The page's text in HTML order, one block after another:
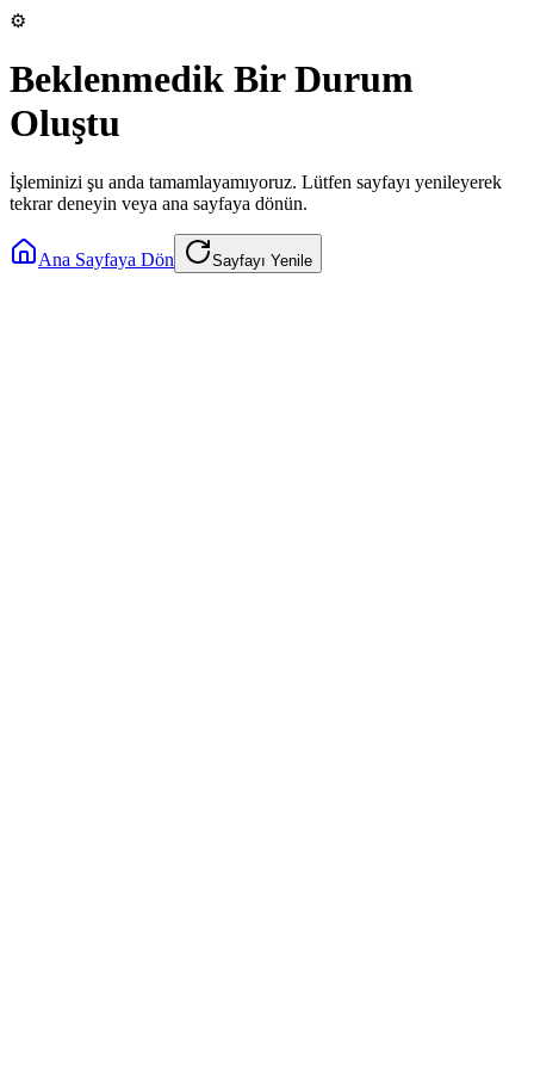
⚙️
Beklenmedik Bir Durum
Oluştu
İşleminizi şu anda tamamlayamıyoruz. Lütfen sayfayı yenileyerek
tekrar deneyin veya ana sayfaya dönün.
Ana Sayfaya Dön Sayfayı Yenile